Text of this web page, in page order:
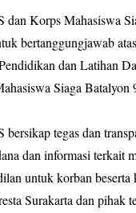
dan Korps Mahasiswa
bertanggungjawab
dan Latihan
Siaga Batalyon
tegas dan
dan informasi terkait
untuk korban beserta
Surakarta dan pihak